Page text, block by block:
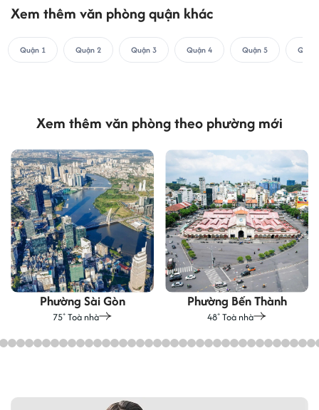
Xem thêm văn phòng quận khác
Quận 1 Quận 2 Quận 3 Quận 4 Quận 5 Quận
Xem thêm văn phòng theo phường mới
Phường Sài Gòn
75+ Toà nhà
Phường Bến Thành
48+ Toà nhà